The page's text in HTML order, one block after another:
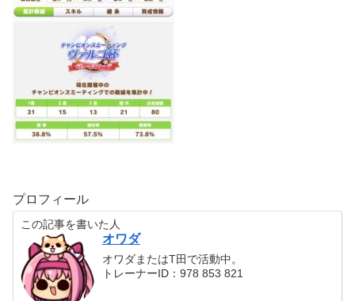
プロフィール
この記事を書いた人
オワダ
オワダまたはT田で活動中。
トレーナーID：978 853 821